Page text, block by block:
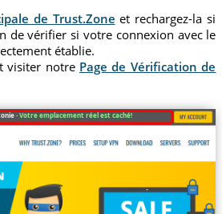
de Trust.Zone et rechargez-la si
de vérifier si votre connexion avec le
établie.
visiter notre Page de Vérification de
·Votre emplacement réel est caché!